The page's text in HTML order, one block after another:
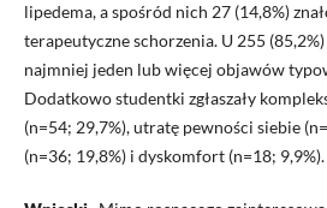
lipedema, a spośród nich 27 (14,8%)
terapeutyczne schorzenia. U 255
najmniej jeden lub więcej objawów
Dodatkowo studentki zgłaszały
(n=54; 29,7%), utratę pewności siebie
(n=36; 19,8%) i dyskomfort (n=18; 9,9%).